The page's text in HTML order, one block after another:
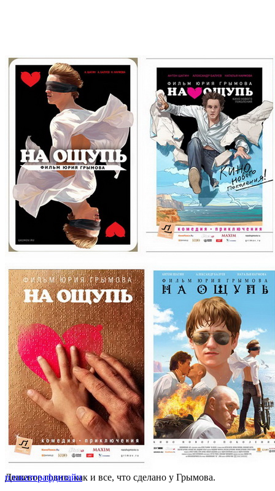
Дешевое говно, как и все, что сделано у Грымова.
плакатграфдизайн